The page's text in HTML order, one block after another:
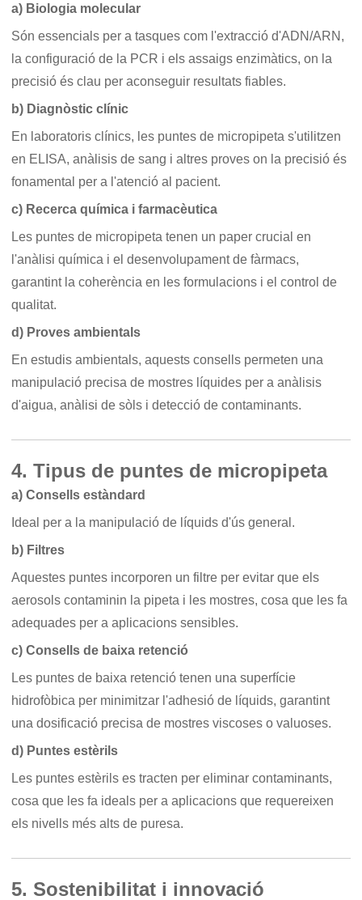
a) Biologia molecular
Són essencials per a tasques com l'extracció d'ADN/ARN,
la configuració de la PCR i els assaigs enzimàtics, on la
precisió és clau per aconseguir resultats fiables.
b) Diagnòstic clínic
En laboratoris clínics, les puntes de micropipeta s'utilitzen
en ELISA, anàlisis de sang i altres proves on la precisió és
fonamental per a l'atenció al pacient.
c) Recerca química i farmacèutica
Les puntes de micropipeta tenen un paper crucial en
l'anàlisi química i el desenvolupament de fàrmacs,
garantint la coherència en les formulacions i el control de
qualitat.
d) Proves ambientals
En estudis ambientals, aquests consells permeten una
manipulació precisa de mostres líquides per a anàlisis
d'aigua, anàlisi de sòls i detecció de contaminants.
4. Tipus de puntes de micropipeta
a) Consells estàndard
Ideal per a la manipulació de líquids d'ús general.
b) Filtres
Aquestes puntes incorporen un filtre per evitar que els
aerosols contaminin la pipeta i les mostres, cosa que les fa
adequades per a aplicacions sensibles.
c) Consells de baixa retenció
Les puntes de baixa retenció tenen una superfície
hidrofòbica per minimitzar l'adhesió de líquids, garantint
una dosificació precisa de mostres viscoses o valuoses.
d) Puntes estèrils
Les puntes estèrils es tracten per eliminar contaminants,
cosa que les fa ideals per a aplicacions que requereixen
els nivells més alts de puresa.
5. Sostenibilitat i innovació